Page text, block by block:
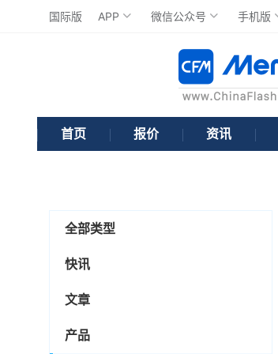
国际版 APP 微信公众号 手机版
首页 报价 资讯
全部类型
快讯
文章
产品